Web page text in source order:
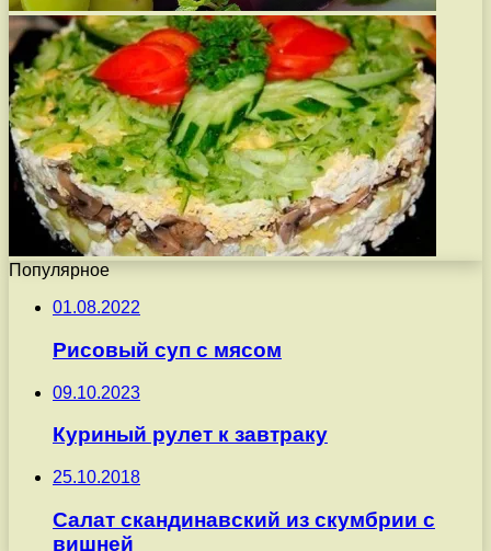
Популярное
01.08.2022
Рисовый суп с мясом
09.10.2023
Куриный рулет к завтраку
25.10.2018
Салат скандинавский из скумбрии с
вишней